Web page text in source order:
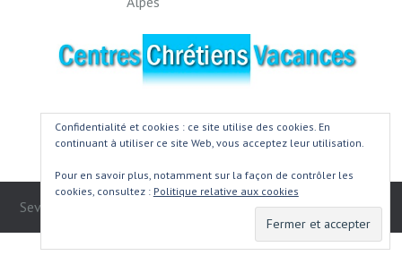
Confidentialité et cookies : ce site utilise des cookies. En
continuant à utiliser ce site Web, vous acceptez leur utilisation.
Pour en savoir plus, notamment sur la façon de contrôler les
cookies, consultez : Politique relative aux cookies
SevenHills © 2016 All Rights Reserved